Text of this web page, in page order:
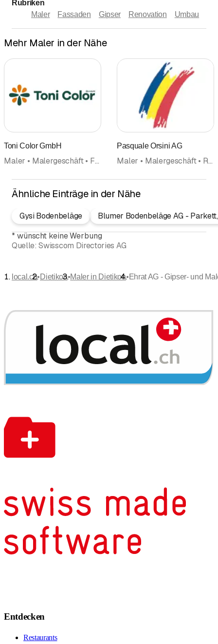
Rubriken
Maler
Fassaden Gipser Renovation Umbau
Mehr Maler in der Nähe
Toni Color GmbH
Maler • Malergeschäft • Fassaden • Tapeten • Renovation • Gipser • Gipsergeschäft • Tapeziergeschäft • Sanierungen
Pasquale Orsini AG
Maler • Malergeschäft • Renovation
Ähnliche Einträge in der Nähe
Gysi Bodenbeläge
Blumer Bodenbeläge AG -
* wünscht keine Werbung
Quelle: Swisscom Directories AG
local.ch•Dietikon•Maler in Dietikon•Ehrat AG - Gipser- und
Entdecken
Restaurants